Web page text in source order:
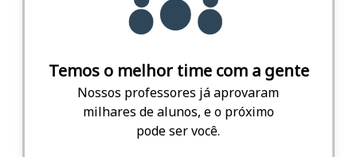
Temos o melhor time com a gente
Nossos professores já aprovaram
milhares de alunos, e o próximo
pode ser você.